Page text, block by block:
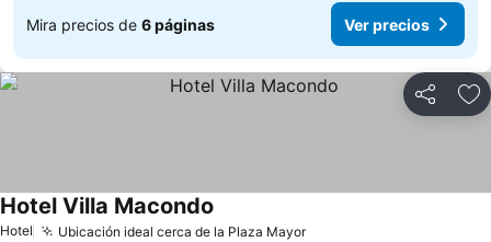
Mira precios de 6 páginas Ver precios
Compartir
Hotel Ubicación ideal cerca de la Plaza Mayor
Hotel Villa Macondo